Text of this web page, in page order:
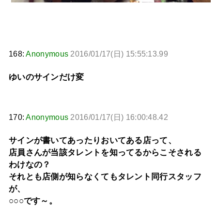
168:Anonymous 2016/01/17(日) 15:55:13.99
ゆいのサインだけ変
170:Anonymous 2016/01/17(日) 16:00:48.42
サインが書いてあったりおいてある店って、
店員さんが当該タレントを知ってるからこそされる
わけなの？
それとも店側が知らなくてもタレント同行スタッフ
が、
○○○です～。